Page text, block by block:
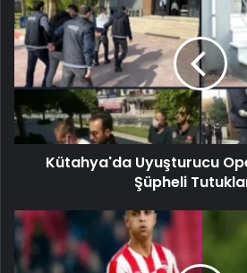
Kütahya'da Uyuşturucu
Şüpheli